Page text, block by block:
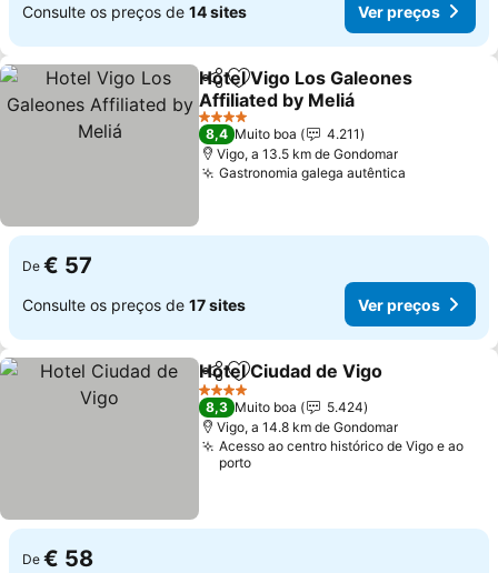
Consulte os preços de 14 sites Ver preços
PartilharAdicionar aos favoritos
Hotel Vigo Los Galeones
Affiliated by Meliá
Ver preços
4 Estrelas
8,4 Muito boa
4.211
Vigo, a 13.5 km de Gondomar
Gastronomia galega autêntica
De € 57
Consulte os preços de 17 sites Ver preços
PartilharAdicionar aos favoritos
Hotel Ciudad de Vigo
4 Estrelas
8,3 Muito boa
5.424
Vigo, a 14.8 km de Gondomar
Acesso ao centro histórico de Vigo e ao
porto
De € 58